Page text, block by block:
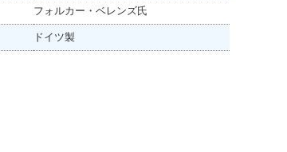
フォルカー・ベレンズ氏
ドイツ製